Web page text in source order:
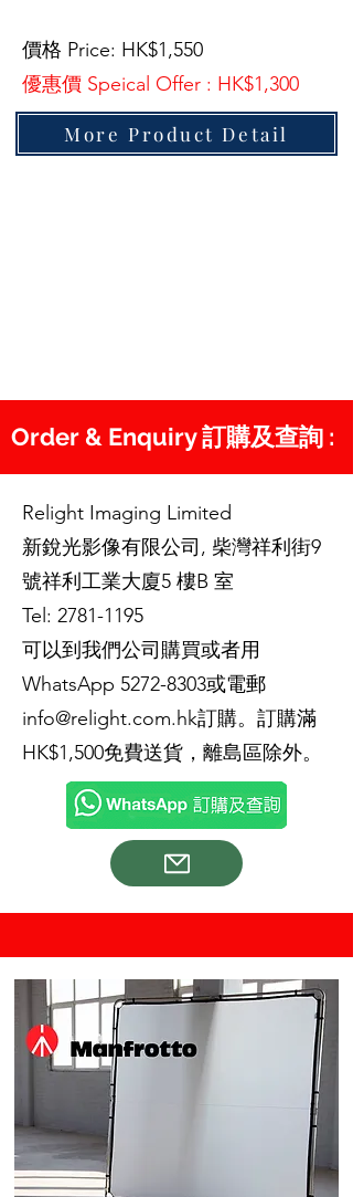
價格 Price: HK$1,550
優惠價 Speical Offer : HK$1,300
More Product Detail
Order & Enquiry 訂購及查詢 :
Relight Imaging Limited
新銳光影像有限公司, 柴灣祥利街9
號祥利工業大廈5 樓B 室
Tel: 2781-1195
可以到我們公司購買或者用
WhatsApp 5272-8303或電郵
info@relight.com.hk訂購。訂購滿
HK$1,500免費送貨，離島區除外。